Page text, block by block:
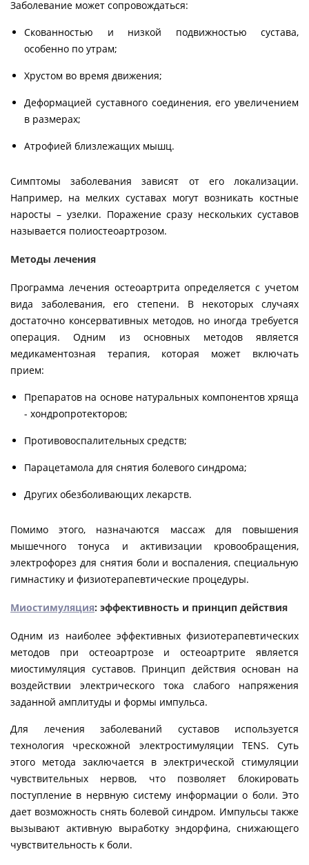
Заболевание может сопровождаться:
Скованностью и низкой подвижностью сустава,
особенно по утрам;
Хрустом во время движения;
Деформацией суставного соединения, его увеличением
в размерах;
Атрофией близлежащих мышц.
Симптомы заболевания зависят от его локализации.
Например, на мелких суставах могут возникать костные
наросты – узелки. Поражение сразу нескольких суставов
называется полиостеоартрозом.
Методы лечения
Программа лечения остеоартрита определяется с учетом
вида заболевания, его степени. В некоторых случаях
достаточно консервативных методов, но иногда требуется
операция. Одним из основных методов является
медикаментозная терапия, которая может включать
прием:
Препаратов на основе натуральных компонентов хряща
- хондропротекторов;
Противовоспалительных средств;
Парацетамола для снятия болевого синдрома;
Других обезболивающих лекарств.
Помимо этого, назначаются массаж для повышения
мышечного тонуса и активизации кровообращения,
электрофорез для снятия боли и воспаления, специальную
гимнастику и физиотерапевтические процедуры.
Миостимуляция: эффективность и принцип действия
Одним из наиболее эффективных физиотерапевтических
методов при остеоартрозе и остеоартрите является
миостимуляция суставов. Принцип действия основан на
воздействии электрического тока слабого напряжения
заданной амплитуды и формы импульса.
Для лечения заболеваний суставов используется
технология чрескожной электростимуляции TENS. Суть
этого метода заключается в электрической стимуляции
чувствительных нервов, что позволяет блокировать
поступление в нервную систему информации о боли. Это
дает возможность снять болевой синдром. Импульсы также
вызывают активную выработку эндорфина, снижающего
чувствительность к боли.